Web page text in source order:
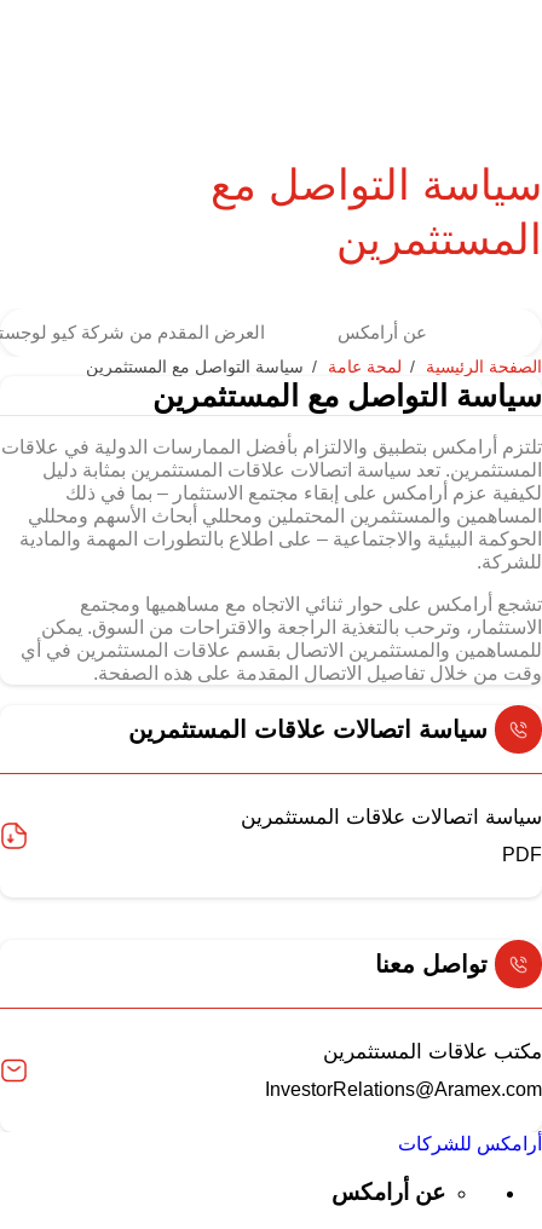
سياسة التواصل مع
المستثمرين
عن أرامكس العرض المقدم من شركة كيو
الصفحة الرئيسية لمحة عامة سياسة التواصل مع المستثمرين
سياسة التواصل مع المستثمرين
تلتزم أرامكس بتطبيق والالتزام بأفضل الممارسات الدولية في علاقات
المستثمرين. تعد سياسة اتصالات علاقات المستثمرين بمثابة دليل
لكيفية عزم أرامكس على إبقاء مجتمع الاستثمار – بما في ذلك
المساهمين والمستثمرين المحتملين ومحللي أبحاث الأسهم ومحللي
الحوكمة البيئية والاجتماعية – على اطلاع بالتطورات المهمة والمادية
للشركة.
تشجع أرامكس على حوار ثنائي الاتجاه مع مساهميها ومجتمع
الاستثمار، وترحب بالتغذية الراجعة والاقتراحات من السوق. يمكن
للمساهمين والمستثمرين الاتصال بقسم علاقات المستثمرين في أي
وقت من خلال تفاصيل الاتصال المقدمة على هذه الصفحة.
سياسة اتصالات علاقات المستثمرين
سياسة اتصالات علاقات المستثمرين
PDF
تواصل معنا
مكتب علاقات المستثمرين
InvestorRelations@Aramex.com
أرامكس للشركات
عن أرامكس